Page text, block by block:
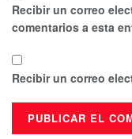
Recibir un correo
comentarios a esta
Recibir un correo